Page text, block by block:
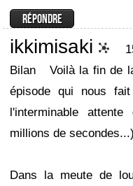
ikkimisaki
Bilan Voilà la fin de
épisode qui nous
l'interminable
millions de secondes...)
Dans la meute de